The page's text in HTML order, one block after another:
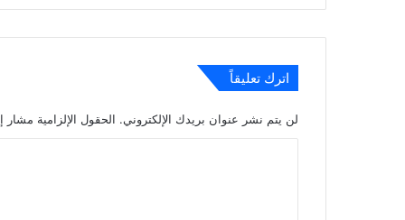
اترك تعليقاً
لن يتم نشر عنوان بريدك الإلكتروني. الحقول الإلزامية مشار